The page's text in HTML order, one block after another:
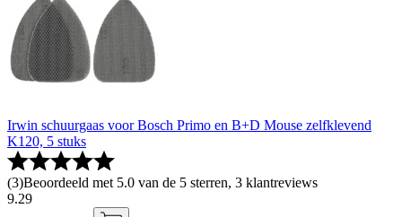
Irwin schuurgaas voor Bosch Primo en B+D Mouse zelfklevend
K120, 5 stuks
(3)Beoordeeld met 5.0 van de 5 sterren, 3 klantreviews
9.29